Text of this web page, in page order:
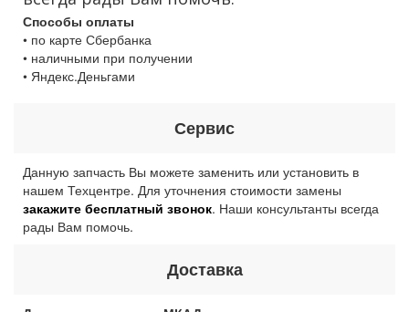
Способы оплаты
• по карте Сбербанка
• наличными при получении
• Яндекс.Деньгами
Сервис
Данную запчасть Вы можете заменить или установить в
нашем Техцентре. Для уточнения стоимости замены
закажите бесплатный звонок. Наши консультанты всегда
рады Вам помочь.
Доставка